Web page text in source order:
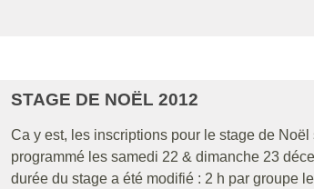
STAGE DE NOËL 2012
Ca y est, les inscriptions pour le stage de
programmé les samedi 22 & dimanche 23
durée du stage a été modifié : 2 h par groupe